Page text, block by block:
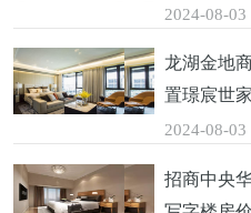
2024-08-03
龙湖金地
置璟宸世
2024-08-03
招商中央